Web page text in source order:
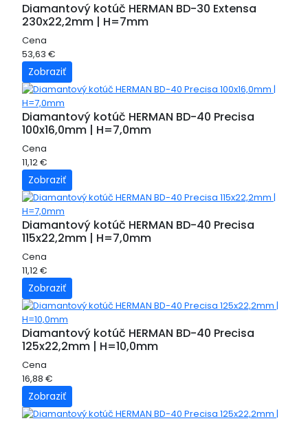
Diamantový kotúč HERMAN BD-30 Extensa
230x22,2mm | H=7mm
Cena
53,63 €
Zobraziť
Diamantový kotúč HERMAN BD-40 Precisa
100x16,0mm | H=7,0mm
Cena
11,12 €
Zobraziť
Diamantový kotúč HERMAN BD-40 Precisa
115x22,2mm | H=7,0mm
Cena
11,12 €
Zobraziť
Diamantový kotúč HERMAN BD-40 Precisa
125x22,2mm | H=10,0mm
Cena
16,88 €
Zobraziť